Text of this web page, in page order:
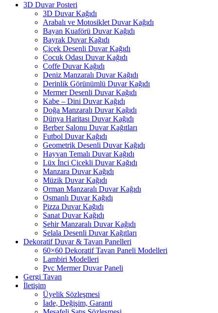
3D Duvar Posteri
3D Duvar Kağıdı
Arabalı ve Motosiklet Duvar Kağıdı
Bayan Kuaförü Duvar Kağıdı
Bayrak Duvar Kağıdı
Çiçek Desenli Duvar Kağıdı
Çocuk Odası Duvar Kağıdı
Coffe Duvar Kağıdı
Deniz Manzaralı Duvar Kağıdı
Derinlik Görünümlü Duvar Kağıdı
Mermer Desenli Duvar Kağıdı
Kabe – Dini Duvar Kağıdı
Doğa Manzaralı Duvar Kağıdı
Dünya Haritası Duvar Kağıdı
Berber Salonu Duvar Kağıtları
Futbol Duvar Kağıdı
Geometrik Desenli Duvar Kağıdı
Hayvan Temalı Duvar Kağıdı
Lüx İnci Çicekli Duvar Kağıdı
Manzara Duvar Kağıdı
Müzik Duvar Kağıdı
Orman Manzaralı Duvar Kağıdı
Osmanlı Duvar Kağıdı
Pizza Duvar Kağıdı
Sanat Duvar Kağıdı
Şehir Manzaralı Duvar Kağıdı
Şelala Desenli Duvar Kağıtları
Dekoratif Duvar & Tavan Panelleri
60×60 Dekoratif Tavan Paneli Modelleri
Lambiri Modelleri
Pvc Mermer Duvar Paneli
Gergi Tavan
İletişim
Üyelik Sözleşmesi
İade, Değişim, Garanti